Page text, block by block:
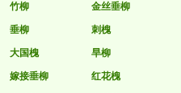
竹柳 金丝垂柳
垂柳 刺槐
大国槐 旱柳
嫁接垂柳 红花槐